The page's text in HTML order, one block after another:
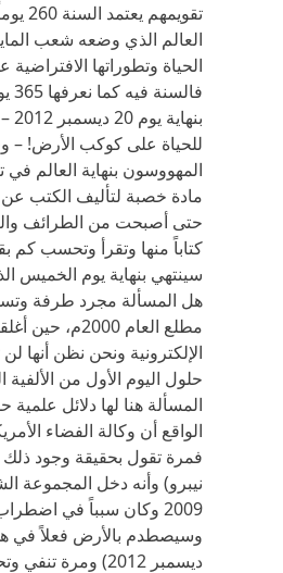
العالم الذي وضعه شعب
الحياة وتطوراتها
للحياة على كوكب الأرض! –
المهووسون بنهاية العالم في
مادة خصبة لتأليف الكتب عن
حتى أصبحت من الطرائف
كتاباً منها وتقرأ وتحسب كم
سينتهي بنهاية يوم الخميس
هل المسألة مجرد طرفة
مطلع العام
الإلكترونية ونحن نظن أنها لن
حلول اليوم الأول من الألفية
المسألة هنا لها دلائل
الواقع أن وكالة الفضاء
فمرة تقول بحقيقة وجود
نيبرو) وأنه دخل المجموعة
2009 وكان سبباً في
ديسمبر 2012) ومرة